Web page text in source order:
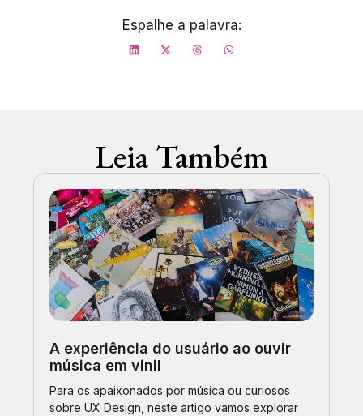
Espalhe a palavra:
Leia Também
A experiência do usuário ao ouvir
música em vinil
Para os apaixonados por música ou curiosos
sobre UX Design, neste artigo vamos explorar